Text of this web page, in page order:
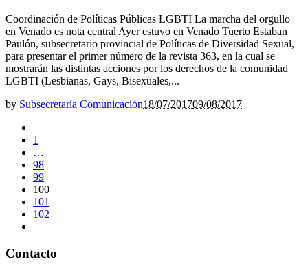
Coordinación de Políticas Públicas LGBTI La marcha del orgullo
en Venado es nota central Ayer estuvo en Venado Tuerto Estaban
Paulón, subsecretario provincial de Políticas de Diversidad Sexual,
para presentar el primer número de la revista 363, en la cual se
mostrarán las distintas acciones por los derechos de la comunidad
LGBTI (Lesbianas, Gays, Bisexuales,...
by Subsecretaría Comunicación18/07/201709/08/2017
1
…
98
99
100
101
102
Contacto